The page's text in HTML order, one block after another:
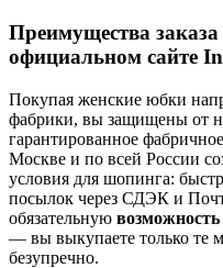
Преимущества
официальном сайте
Покупая женские юбки
фабрики, вы защищены от
гарантированное
Москве и по всей России
условия для шопинга:
посылок через СДЭК и
обязательную
— вы выкупаете только те
безупречно.